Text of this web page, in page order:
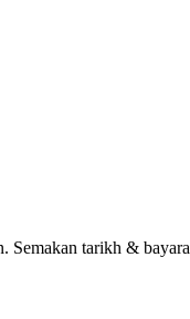
tarikh &